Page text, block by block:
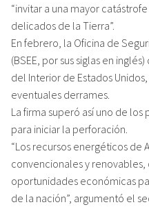
“invitar a una mayor
delicados de la Tierra”.
En febrero, la Oficina de
(BSEE, por sus siglas en
del Interior de Estados
eventuales derrames.
La firma superó así uno de
para iniciar la perforación.
“Los recursos energéticos de
convencionales y
oportunidades económicas
de la nación”, argumentó el